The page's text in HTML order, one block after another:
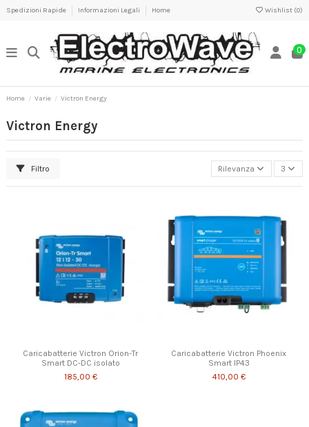
Spedizioni Rapide Informazioni Legali Home Wishlist (0)
0
Home Varie Victron Energy
Victron Energy
Filtro Rilevanza 3
Caricabatterie Victron Orion-Tr
Smart DC-DC isolato
185,00 €
Caricabatterie Victron Phoenix
Smart IP43
410,00 €